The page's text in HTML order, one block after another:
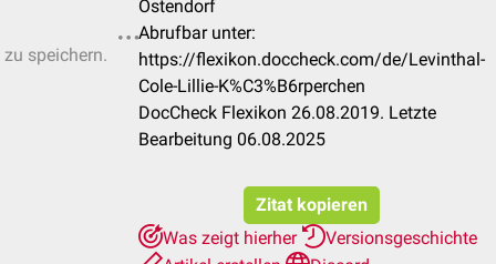
speichern.
Ostendorf
Abrufbar unter:
https://flexikon.doccheck.com/de/Levinthal-
Cole-Lillie-K%C3%B6rperchen
DocCheck Flexikon 26.08.2019. Letzte
Bearbeitung 06.08.2025
Zitat kopieren
Was zeigt hierher
Versionsgeschichte